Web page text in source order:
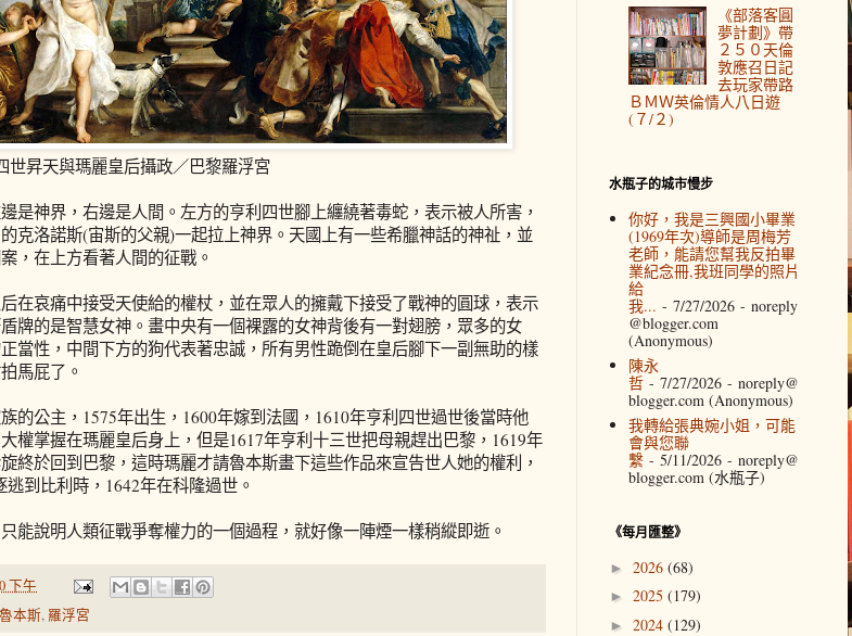
世昇天與瑪麗皇后攝政／巴黎羅浮宮
是神界，右邊是人間。左方的亨利四世腳上纏繞著毒蛇，表示被人所害，
克洛諾斯(宙斯的父親)一起拉上神界。天國上有一些希臘神話的神祉，並
，在上方看著人間的征戰。
在哀痛中接受天使給的權杖，並在眾人的擁戴下接受了戰神的圓球，表示
牌的是智慧女神。畫中央有一個裸露的女神背後有一對翅膀，眾多的女
當性，中間下方的狗代表著忠誠，所有男性跪倒在皇后腳下一副無助的樣
馬屁了。
的公主，1575年出生，1600年嫁到法國，1610年亨利四世過世後當時他
權掌握在瑪麗皇后身上，但是1617年亨利十三世把母親趕出巴黎，1619年
終於回到巴黎，這時瑪麗才請魯本斯畫下這些作品來宣告世人她的權利，
到比利時，1642年在科隆過世。
能說明人類征戰爭奪權力的一個過程，就好像一陣煙一樣稍縱即逝。
下午
魯本斯, 羅浮宮
《部落客圓
夢計劃》帶
２５０天倫
敦應召日記
去玩家帶路
ＢＭＷ英倫情人八日遊
(７/２)
水瓶子的城市慢步
你好，我是三興國小畢業
(1969年次)導師是周梅芳
老師，能請您幫我反拍畢
業紀念冊,我班同學的照片
給
我... - 7/27/2026- noreply
@blogger.com
(Anonymous)
陳永
哲- 7/27/2026- noreply@
blogger.com (Anonymous)
我轉給張典婉小姐，可能
會與您聯
繫- 5/11/2026- noreply@
blogger.com (水瓶子)
《每月匯整》
► 2026 (68)
► 2025 (179)
► 2024 (129)